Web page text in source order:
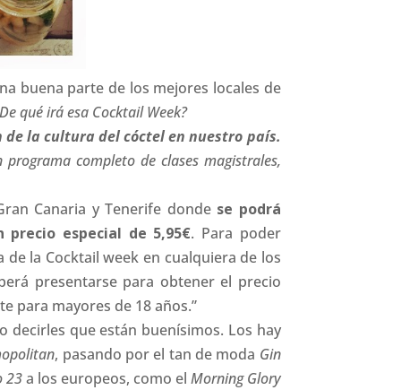
buena parte de los mejores locales de
qué irá esa Cocktail Week?
de la cultura del cóctel en nuestro país.
completo de clases magistrales,
Canaria y Tenerife donde se podrá
especial de 5,95€. Para poder
la Cocktail week en cualquiera de los
presentarse para obtener el precio
para mayores de 18 años.”
que están buenísimos. Los hay
, pasando por el tan de moda Gin
23a los europeos, como el Morning Glory